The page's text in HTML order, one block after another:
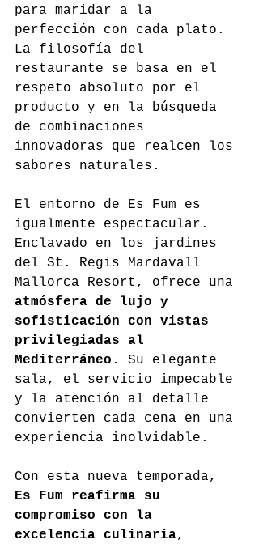
para maridar a la
perfección con cada plato.
La filosofía del
restaurante se basa en el
respeto absoluto por el
producto y en la búsqueda
de combinaciones
innovadoras que realcen los
sabores naturales.
El entorno de Es Fum es
igualmente espectacular.
Enclavado en los jardines
del St. Regis Mardavall
Mallorca Resort, ofrece una
atmósfera de lujo y
sofisticación con vistas
privilegiadas al
Mediterráneo . Su elegante
sala, el servicio impecable
y la atención al detalle
convierten cada cena en una
experiencia inolvidable.
Con esta nueva temporada,
Es Fum reafirma su
compromiso con la
excelencia culinaria,